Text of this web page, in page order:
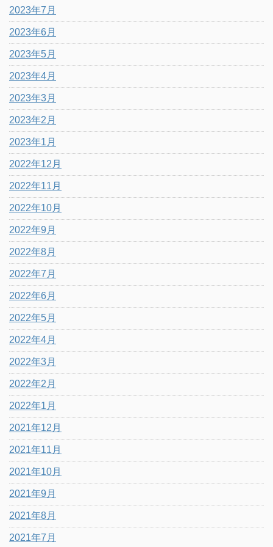
2023年7月
2023年6月
2023年5月
2023年4月
2023年3月
2023年2月
2023年1月
2022年12月
2022年11月
2022年10月
2022年9月
2022年8月
2022年7月
2022年6月
2022年5月
2022年4月
2022年3月
2022年2月
2022年1月
2021年12月
2021年11月
2021年10月
2021年9月
2021年8月
2021年7月